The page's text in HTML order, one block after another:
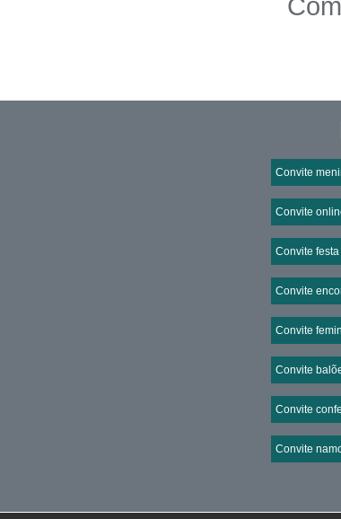
Convite
Convite
Convite festa
Convite
Convite
Convite
Convite
Convite